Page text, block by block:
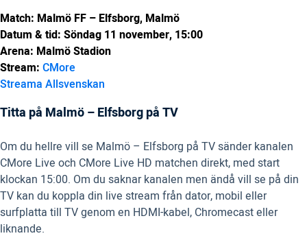
Match: Malmö FF – Elfsborg, Malmö
Datum & tid: Söndag 11 november, 15:00
Arena: Malmö Stadion
Stream: CMore
Streama Allsvenskan
Titta på Malmö – Elfsborg på TV
Om du hellre vill se Malmö – Elfsborg på TV sänder kanalen
CMore Live och CMore Live HD matchen direkt, med start
klockan 15:00. Om du saknar kanalen men ändå vill se på din
TV kan du koppla din live stream från dator, mobil eller
surfplatta till TV genom en HDMI-kabel, Chromecast eller
liknande.